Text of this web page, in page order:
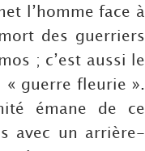
l’homme face à
des guerriers
; c’est aussi le
« guerre fleurie ».
émane de ce
avec un arrière-